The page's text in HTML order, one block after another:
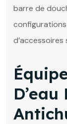
barre de
configurations